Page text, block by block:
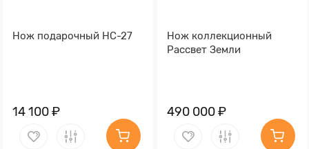
Нож подарочный НС-27
14 100 ₽
Нож коллекционный
Рассвет Земли
490 000 ₽